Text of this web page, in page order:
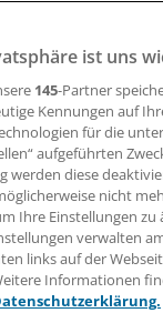
05:00
der
seiner Frau
in
Frau in den
setzte
ist uns
145-Partner
Kennungen auf
für die
aufgeführten
werden diese
nicht
Ihre Einstellungen
verwalten
links auf der
Informationen